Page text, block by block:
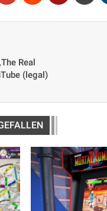
Real
(legal)